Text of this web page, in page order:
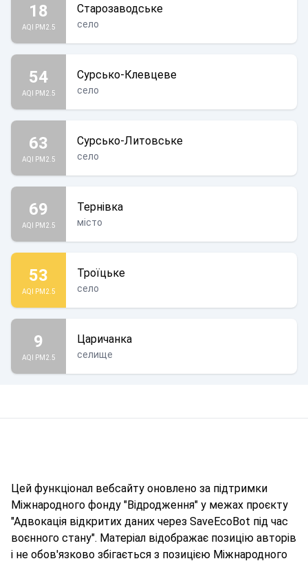
18
AQI PM2.5
Старозаводське
село
54
AQI PM2.5
Сурсько-Клевцеве
село
63
AQI PM2.5
Сурсько-Литовське
село
69
AQI PM2.5
Тернівка
місто
53
AQI PM2.5
Троїцьке
село
9
AQI PM2.5
Царичанка
селище
Цей функціонал вебсайту оновлено за підтримки
Міжнародного фонду "Відродження" у межах проєкту
"Адвокація відкритих даних через SaveEcoBot під час
воєнного стану". Матеріал відображає позицію авторів
і не обов'язково збігається з позицією Міжнародного